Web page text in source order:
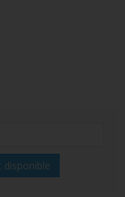
disponible